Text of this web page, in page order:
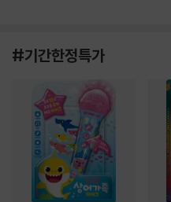
#기간한정특가